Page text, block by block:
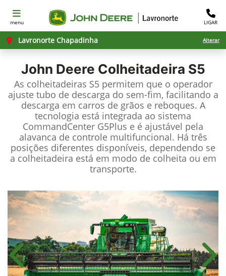
menu LIGAR
Lavronorte Chapadinha Alterar
John Deere Colheitadeira S5
As colheitadeiras S5 permitem que o operador
ajuste tubo de descarga do sem-fim, facilitando a
descarga em carros de grãos e reboques. A
tecnologia está integrada ao sistema
CommandCenter G5Plus e é ajustável pela
alavanca de controle multifuncional. Há três
posições diferentes disponíveis, dependendo se
a colheitadeira está em modo de colheita ou em
transporte.
Anterior